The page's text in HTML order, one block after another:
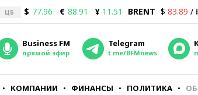
ЦБ $ 77.96 € 88.91 ¥ 11.51 BRENT $ 83.89 /
Business FM
прямой эфир
Telegram
t.me/BFMnews
КОМПАНИИ ФИНАНСЫ ПОЛИТИКА